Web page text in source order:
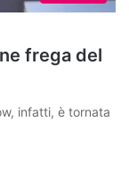
frega del
infatti, è tornata